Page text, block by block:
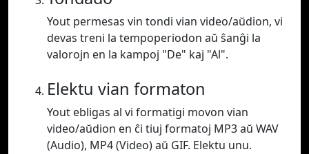
Yout permesas vin tondi vian video/aŭdion, vi
devas treni la tempoperiodon aŭ ŝanĝi la
valorojn en la kampoj "De" kaj "Al".
Elektu vian formaton
Yout ebligas al vi formatigi movon vian
video/aŭdion en ĉi tiuj formatoj MP3 aŭ WAV
(Audio), MP4 (Video) aŭ GIF. Elektu unu.